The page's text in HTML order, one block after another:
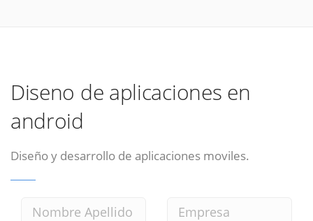
Diseno de aplicaciones en
android
Diseño y desarrollo de aplicaciones moviles.